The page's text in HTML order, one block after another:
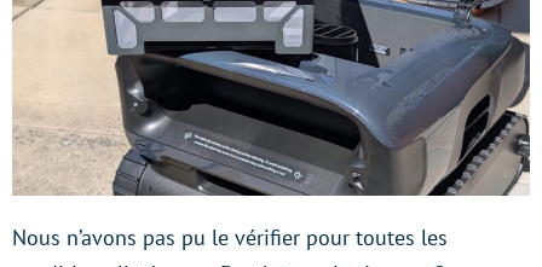
Nous n’avons pas pu le vérifier pour toutes les